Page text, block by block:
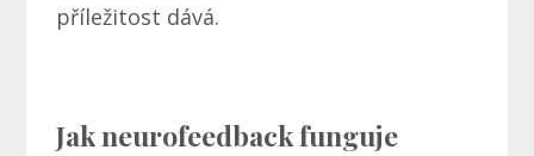
příležitost dává.
Jak neurofeedback funguje